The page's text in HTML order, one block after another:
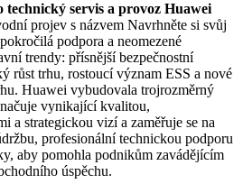
servis a provoz Huawei
projev s názvem Navrhněte si svůj
podpora a neomezené
trendy: přísnější bezpečnostní
růst trhu, rostoucí význam ESS a nové
Huawei vybudovala trojrozměrný
vynikající kvalitou,
a strategickou vizí a zaměřuje se na
profesionální technickou podporu
aby pomohla podnikům zavádějícím
úspěchu.